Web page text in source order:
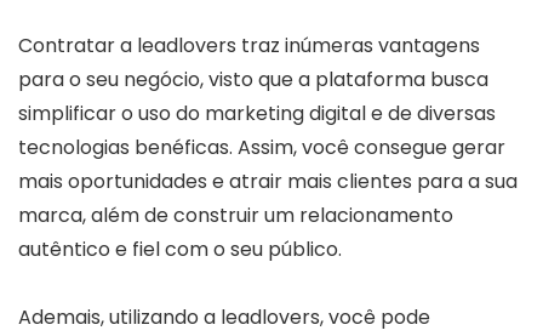
Contratar a leadlovers traz inúmeras vantagens
para o seu negócio, visto que a plataforma busca
simplificar o uso do marketing digital e de diversas
tecnologias benéficas. Assim, você consegue gerar
mais oportunidades e atrair mais clientes para a sua
marca, além de construir um relacionamento
autêntico e fiel com o seu público.
Ademais, utilizando a leadlovers, você pode